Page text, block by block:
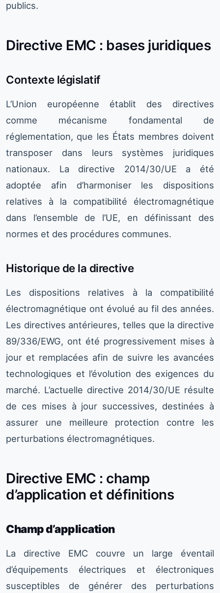
publics.
Directive EMC : bases juridiques
Contexte législatif
L’Union européenne établit des directives
comme mécanisme fondamental de
réglementation, que les États membres doivent
transposer dans leurs systèmes juridiques
nationaux. La directive 2014/30/UE a été
adoptée afin d’harmoniser les dispositions
relatives à la compatibilité électromagnétique
dans l’ensemble de l’UE, en définissant des
normes et des procédures communes.
Historique de la directive
Les dispositions relatives à la compatibilité
électromagnétique ont évolué au fil des années.
Les directives antérieures, telles que la directive
89/336/EWG, ont été progressivement mises à
jour et remplacées afin de suivre les avancées
technologiques et l’évolution des exigences du
marché. L’actuelle directive 2014/30/UE résulte
de ces mises à jour successives, destinées à
assurer une meilleure protection contre les
perturbations électromagnétiques.
Directive EMC : champ
d’application et définitions
Champ d’application
La directive EMC couvre un large éventail
d’équipements électriques et électroniques
susceptibles de générer des perturbations